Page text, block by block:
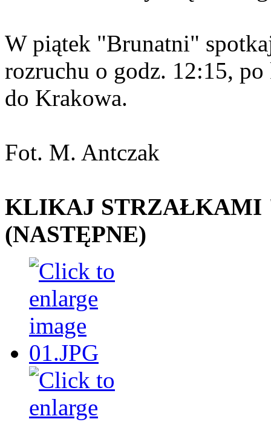
W piątek "Brunatni"
rozruchu o godz. 12:15,
do Krakowa.
Fot. M. Antczak
KLIKAJ STRZAŁKAMI
(NASTĘPNE)